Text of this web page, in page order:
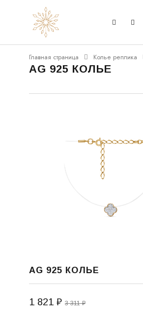
Главная страница Колье реплика
AG 925 КОЛЬЕ
AG 925 КОЛЬЕ
1 821 ₽ 3 311 ₽